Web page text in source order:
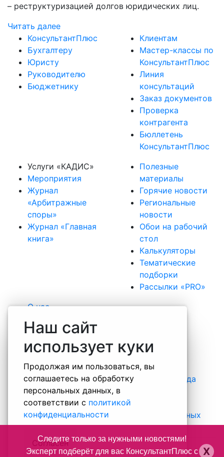
X
Следите только за нужными новостями!
Эксперт подберёт для вас КонсультантПлюс с
– реструктуризацией долгов юридических лиц.
Читать далее
Наш сайт
использует куки
Продолжая им пользоваться, вы
соглашаетесь на обработку
персональных данных, в
соответствии с политикой
конфиденциальности
Согласен
КонсультантПлюс
Бухгалтеру
Юристу
Руководителю
Бюджетнику
Клиентам
Мастер-классы по
КонсультантПлюс
Линия
консультаций
Заказ документов
Проверка
контрагента
Бюллетень
КонсультантПлюс
Услуги «КАДИС»
Мероприятия
Журнал
«Арбитражные
споры»
Журнал «Главная
книга»
Полезные
материалы
Горячие новости
Региональные
новости
Обои на рабочий
стол
Калькуляторы
Тематические
подборки
Рассылки «PRO»
О нас
Наша команда
Вакансии
Практика
Отзывы
Некоммерческие проекты
Информация о специальной оценке труда
Правовая информация о компании
Контакты
Политика обработки персональных данных